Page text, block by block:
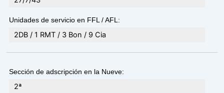
Unidades de servicio en FFL / AFL:
2DB / 1 RMT / 3 Bon / 9 Cia
Sección de adscripción en la Nueve:
2ª